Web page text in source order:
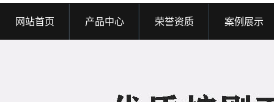
网站首页 产品中心 荣誉资质 案例展示